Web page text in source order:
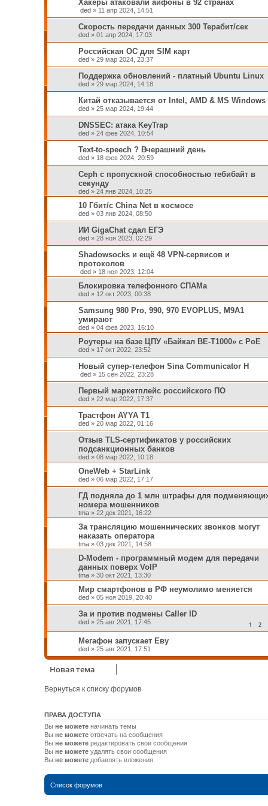
Хакеры атаковали айфоны в 92 странах
ded » 11 апр 2024, 14:51
Скорость передачи данных 300 Терабит/сек
ded » 01 апр 2024, 17:03
Российская ОС для SIM карт
ded » 29 мар 2024, 23:37
Поддержка обновлений - платный Ubuntu Linux
ded » 29 мар 2024, 14:18
Китай отказывается от Intel, AMD & MS Windows
ded » 25 мар 2024, 19:44
DNSSEC: атака KeyTrap
ded » 24 фев 2024, 10:54
Text-to-speech ? Вчерашний день
ded » 18 фев 2024, 20:59
Ceph c пропускной способностью тебибайт в
секунду
ded » 24 янв 2024, 10:25
10 Гбит/с China Net в космосе
ded » 03 янв 2024, 08:50
ИИ GigaChat сдал ЕГЭ
ded » 28 ноя 2023, 02:29
Shadowsocks и ещё 48 VPN-сервисов и
протоколов
ded » 18 ноя 2023, 12:04
Блокировка телефонного СПАМа
ded » 12 окт 2023, 00:38
Samsung 980 Pro, 990, 970 EVOPLUS, M9A1
умирают
ded » 04 фев 2023, 16:10
Роутеры на базе ЦПУ «Байкал BE-T1000» с РоЕ
ded » 17 окт 2022, 23:52
Новый супер-телефон Sina Communicator H
ded » 15 сен 2022, 23:28
Первый маркетплейс российского ПО
ded » 22 мар 2022, 17:37
Трастфон AYYA T1
ded » 20 мар 2022, 01:16
Отзыв TLS-сертификатов у российских
подсанкционных банков
ded » 08 мар 2022, 10:18
OneWeb + StarLink
ded » 06 мар 2022, 17:17
ГД подняла до 1 млн штрафы для
номера мошенников
tma» 22 дек 2021, 16:22
За трансляцию мошеннических звонков могут
наказать оператора
tma» 03 дек 2021, 14:58
D-Modem - программный модем для передачи
данных поверх VoIP
tma» 30 окт 2021, 13:30
Мир смартфонов в РФ неумолимо меняется
ded » 05 ноя 2019, 20:40
За и против подмены Caller ID
ded » 25 авг 2021, 17:45 1 2
Мегафон запускает Еву
ded» 25 авг 2021, 17:51
Новая тема
Вернуться к списку форумов
ПРАВА ДОСТУПА
Вы не можетеначинать темы
Вы не можетеотвечать на сообщения
Вы не можетередактировать свои сообщения
Вы не можетеудалять свои сообщения
Вы не можетедобавлять вложения
Список форумов